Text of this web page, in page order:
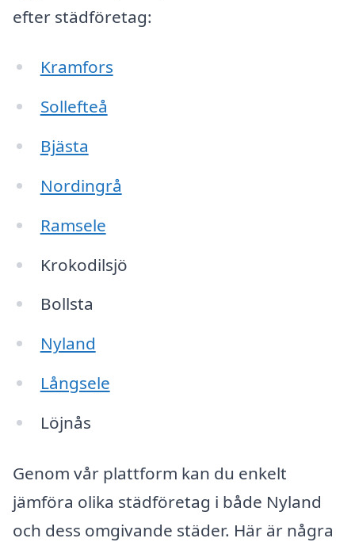
efter städföretag:
Kramfors
Sollefteå
Bjästa
Nordingrå
Ramsele
Krokodilsjö
Bollsta
Nyland
Långsele
Löjnås
Genom vår plattform kan du enkelt
jämföra olika städföretag i både Nyland
och dess omgivande städer. Här är några